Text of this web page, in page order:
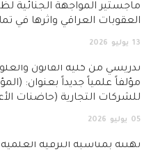
الجنائية لظاهرة عقوق
واثرها في تماسك الاسرة
القانون والعلوم السياسية
جديداً بعنوان: (المؤسسات
(حاضنات الأعمال) – دراسة
الترقية العلمية